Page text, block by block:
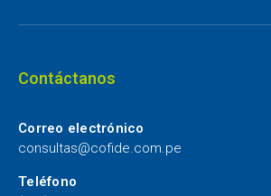
Contáctanos
Correo electrónico
consultas@cofide.com.pe
Teléfono